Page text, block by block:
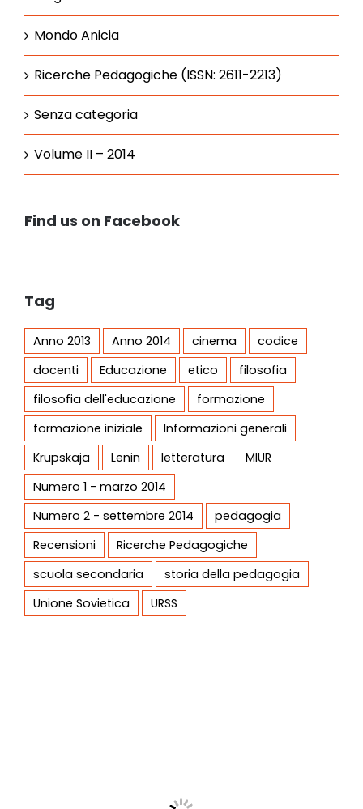
Mondo Anicia
Ricerche Pedagogiche (ISSN: 2611-2213)
Senza categoria
Volume II – 2014
Find us on Facebook
Tag
Anno 2013 Anno 2014 cinema
codice
docenti
Educazione etico
filosofia
filosofia dell'educazione
formazione
formazione iniziale
Informazioni generali
Krupskaja
Lenin letteratura
MIUR
Numero 1 - marzo 2014
Numero 2 - settembre 2014
pedagogia
Recensioni
Ricerche Pedagogiche
scuola secondaria
storia della pedagogia
Unione Sovietica
URSS